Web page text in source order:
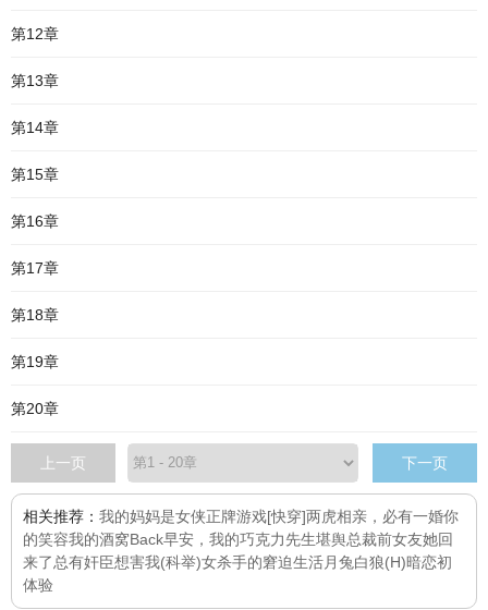
第12章
第13章
第14章
第15章
第16章
第17章
第18章
第19章
第20章
上一页 下一页
相关推荐： 我的妈妈是女侠正牌游戏[快穿]两虎相亲，必有一婚你
的笑容我的酒窝Back早安，我的巧克力先生堪舆总裁前女友她回
来了总有奸臣想害我(科举)女杀手的窘迫生活月兔白狼(H)暗恋初
体验